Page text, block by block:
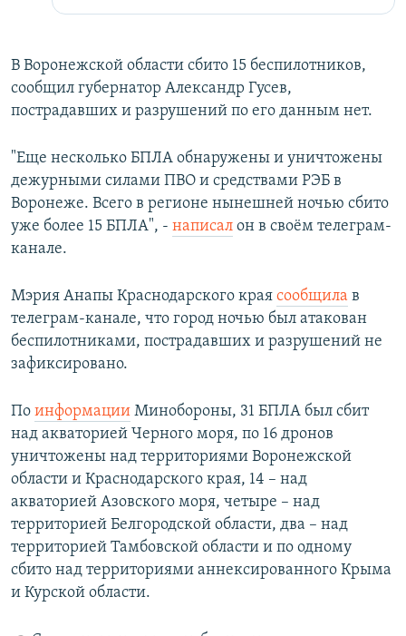
В Воронежской области сбито 15 беспилотников,
сообщил губернатор Александр Гусев,
пострадавших и разрушений по его данным нет.
"Еще несколько БПЛА обнаружены и уничтожены
дежурными силами ПВО и средствами РЭБ в
Воронеже. Всего в регионе нынешней ночью сбито
уже более 15 БПЛА", - написал он в своём телеграм-
канале.
Мэрия Анапы Краснодарского края сообщила в
телеграм-канале, что город ночью был атакован
беспилотниками, пострадавших и разрушений не
зафиксировано.
По информации Минобороны, 31 БПЛА был сбит
над акваторией Черного моря, по 16 дронов
уничтожены над территориями Воронежской
области и Краснодарского края, 14 – над
акваторией Азовского моря, четыре – над
территорией Белгородской области, два – над
территорией Тамбовской области и по одному
сбито над территориями аннексированного Крыма
и Курской области.